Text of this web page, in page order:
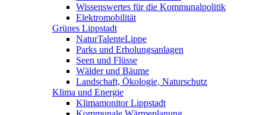
Wissenswertes für die Kommunalpolitik
Elektromobilität
Grünes Lippstadt
NaturTalenteLippe
Parks und Erholungsanlagen
Seen und Flüsse
Wälder und Bäume
Landschaft, Ökologie, Naturschutz
Klima und Energie
Klimamonitor Lippstadt